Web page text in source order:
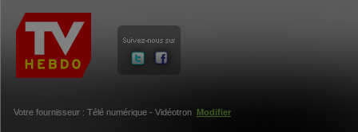
Votre fournisseur : Télé numérique - Vidéotron Modifier